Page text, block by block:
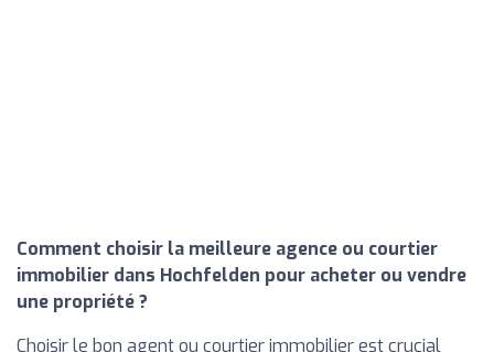
Comment choisir la meilleure agence ou courtier
immobilier dans Hochfelden pour acheter ou vendre
une propriété ?
Choisir le bon agent ou courtier immobilier est crucial